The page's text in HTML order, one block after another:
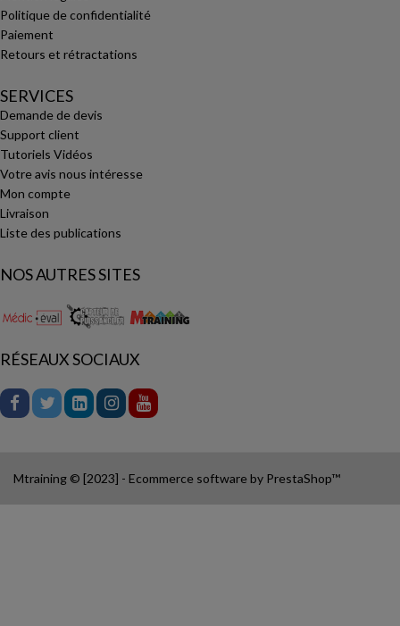
Politique de confidentialité
Paiement
Retours et rétractations
SERVICES
Demande de devis
Support client
Tutoriels Vidéos
Votre avis nous intéresse
Mon compte
Livraison
Liste des publications
NOS AUTRES SITES
RÉSEAUX SOCIAUX
Mtraining © [2023] - Ecommerce software by PrestaShop™